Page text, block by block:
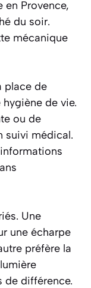
en Provence,
du soir.
mécanique
place de
hygiène de vie.
ou de
suivi médical.
Une
une écharpe
préfère la
de différence.